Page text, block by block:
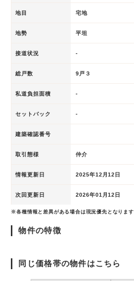
地目 宅地
地勢 平坦
接道状況 -
総戸数 9戸３
私道負担面積 -
セットバック -
建築確認番号
取引態様 仲介
情報更新日 2025年12月12日
次回更新日 2026年01月12日
※各種情報と差異がある場合は現況優先となります
物件の特徴
同じ価格帯の物件はこちら